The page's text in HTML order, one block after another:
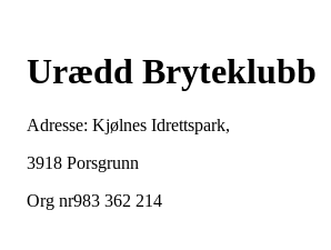
Urædd Bryteklubb
Adresse: Kjølnes Idrettspark,
3918 Porsgrunn
Org nr983 362 214